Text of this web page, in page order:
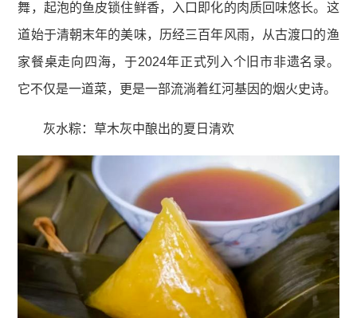
舞，起泡的鱼皮锁住鲜香，入口即化的肉质回味悠长。这
道始于清朝末年的美味，历经三百年风雨，从古渡口的渔
家餐桌走向四海，于2024年正式列入个旧市非遗名录。
它不仅是一道菜，更是一部流淌着红河基因的烟火史诗。
灰水粽：草木灰中酿出的夏日清欢